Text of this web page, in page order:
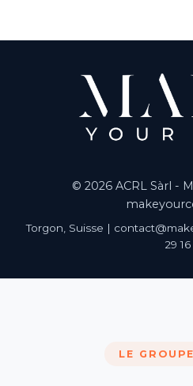
© 2026 ACRL Sàrl -
Torgon, Suisse |
29 16
LE